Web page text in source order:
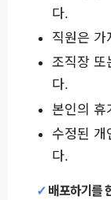
다.
직원은 가
조직장 또
다.
본인의 휴
수정된 개
다.
배포하기를